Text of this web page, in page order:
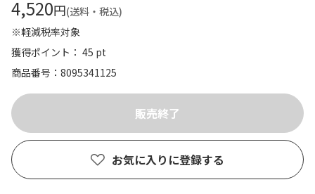
4,520円(送料・税込)
※軽減税率対象
獲得ポイント： 45 pt
商品番号
8095341125
お気に入りに登録する